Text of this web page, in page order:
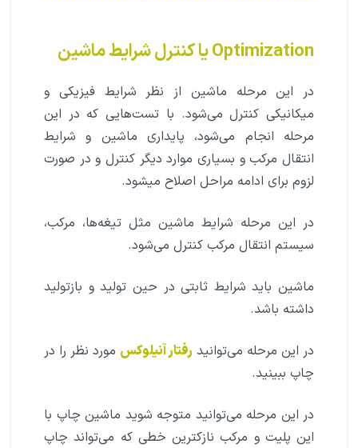
Optimization ‌یا کنترل شرایط ماشین
در این مرحله ماشین از نظر شرایط فیزیکی و
میکانیکی کنترل می‌شود. با تست‌هایی که در این
مرحله انجام می‌شود، پایداری ماشین و شرایط
انتقال مرکب و بسیاری موارد دیگر کنترل و در صورت
لزوم برای ادامه مراحل اصلاح میشود.
در این مرحله شرایط ماشین مثل تیغه‌ها، مرکب،
سیستم انتقال مرکب کنترل می‌شود.
ماشین باید شرایط ثابتی در حین تولید و بازتولید
داشته باشد.
در این مرحله می‌توانید رفتار آنیلوکس مورد نظر را در
چاپ ببینید.
در این مرحله می‌توانید متوجه شوید ماشین چاپ با
این پلیت و مرکب نازکترین خطی که می‌تواند چاپ